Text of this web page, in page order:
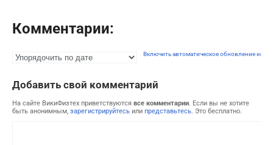
Комментарии:
Включить автоматическое обновление
Добавить свой комментарий
На сайте ВикиФизтех приветствуются все комментарии. Если вы не хотите
быть анонимным, зарегистрируйтесь или представьтесь. Это бесплатно.